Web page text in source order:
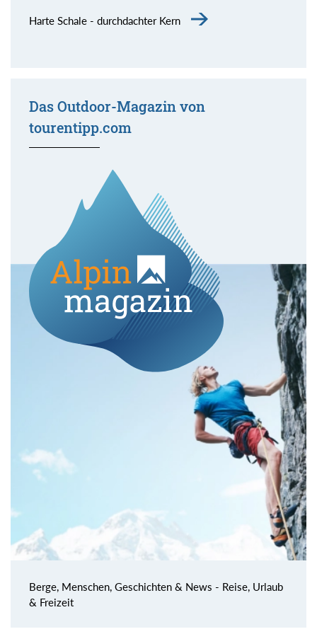
Harte Schale - durchdachter Kern
Das Outdoor-Magazin von
tourentipp.com
Berge, Menschen, Geschichten & News - Reise, Urlaub
& Freizeit